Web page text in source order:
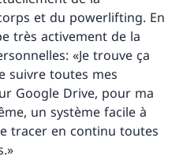
et du powerlifting. En
très activement de la
«Je trouve ça
suivre toutes mes
Google Drive, pour ma
un système facile à
tracer en continu toutes